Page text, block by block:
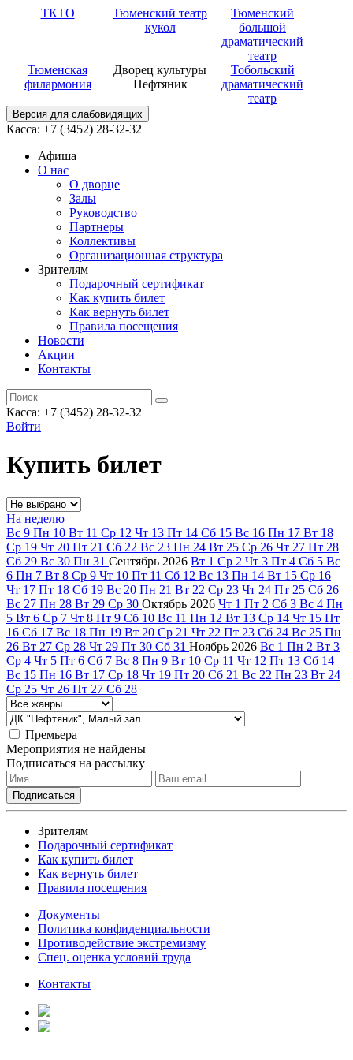
ТКТО
Тюменский театр
кукол
Тюменский
большой
драматический
театр
Тюменская
филармония
Дворец культуры
Нефтяник
Тобольский
драматический
театр
Версия для слабовидящих
Касса: +7 (3452) 28-32-32
Афиша
О нас
О дворце
Залы
Руководство
Партнеры
Коллективы
Организационная структура
Зрителям
Подарочный сертификат
Как купить билет
Как вернуть билет
Правила посещения
Новости
Акции
Контакты
Касса: +7 (3452) 28-32-32
Войти
Купить билет
На неделю
Вс 9 Пн 10 Вт 11 Ср 12 Чт 13 Пт 14 Сб 15 Вс 16 Пн 17 Вт 18
Ср 19 Чт 20 Пт 21 Сб 22 Вс 23 Пн 24 Вт 25 Ср 26 Чт 27 Пт 28
Сб 29 Вс 30 Пн 31 Сентябрь 2026 Вт 1 Ср 2 Чт 3 Пт 4 Сб 5 Вс
6 Пн 7 Вт 8 Ср 9 Чт 10 Пт 11 Сб 12 Вс 13 Пн 14 Вт 15 Ср 16
Чт 17 Пт 18 Сб 19 Вс 20 Пн 21 Вт 22 Ср 23 Чт 24 Пт 25 Сб 26
Вс 27 Пн 28 Вт 29 Ср 30 Октябрь 2026 Чт 1 Пт 2 Сб 3 Вс 4 Пн
5 Вт 6 Ср 7 Чт 8 Пт 9 Сб 10 Вс 11 Пн 12 Вт 13 Ср 14 Чт 15 Пт
16 Сб 17 Вс 18 Пн 19 Вт 20 Ср 21 Чт 22 Пт 23 Сб 24 Вс 25 Пн
26 Вт 27 Ср 28 Чт 29 Пт 30 Сб 31 Ноябрь 2026 Вс 1 Пн 2 Вт 3
Ср 4 Чт 5 Пт 6 Сб 7 Вс 8 Пн 9 Вт 10 Ср 11 Чт 12 Пт 13 Сб 14
Вс 15 Пн 16 Вт 17 Ср 18 Чт 19 Пт 20 Сб 21 Вс 22 Пн 23 Вт 24
Ср 25 Чт 26 Пт 27 Сб 28
Премьера
Мероприятия не найдены
Подписаться на рассылку
Зрителям
Подарочный сертификат
Как купить билет
Как вернуть билет
Правила посещения
Документы
Политика конфиденциальности
Противодействие экстремизму
Спец. оценка условий труда
Контакты